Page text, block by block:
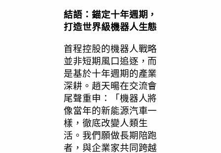
結語：錨定十年週期，
打造世界級機器人生態
首程控股的機器人戰略
並非短期風口追逐，而
是基於十年週期的產業
深耕。趙天暘在交流會
尾聲重申：
「機器人將
像當年的新能源汽車一
樣，徹底改變人類生
活。我們願做長期陪跑
者，與企業家共同跨越